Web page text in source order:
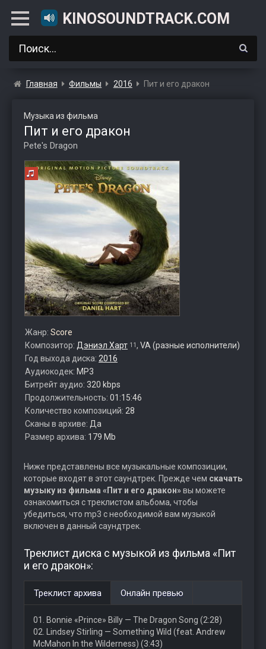
KINOSOUNDTRACK.COM
Главная Фильмы 2016 Пит и его дракон
Музыка из фильма
Пит и его дракон
Pete's Dragon
Жанр: Score
Композитор: Дэниэл Харт 11 , VA (разные исполнители)
Год выхода диска: 2016
Аудиокодек: MP3
Битрейт аудио: 320 kbps
Продолжительность: 01:15:46
Количество композиций: 28
Сканы в архиве: Да
Размер архива: 179 Mb
Ниже представлены все музыкальные композиции,
которые входят в этот саундтрек. Прежде чем скачать
музыку из фильма «Пит и его дракон»вы можете
ознакомиться с треклистом альбома, чтобы
убедиться, что mp3 с необходимой вам музыкой
включен в данный саундтрек.
Треклист диска с музыкой из фильма «Пит
и его дракон»:
Треклист архива Онлайн превью
01. Bonnie «Prince» Billy — The Dragon Song (2:28)
02. Lindsey Stirling — Something Wild (feat. Andrew
McMahon In the Wilderness) (3:43)